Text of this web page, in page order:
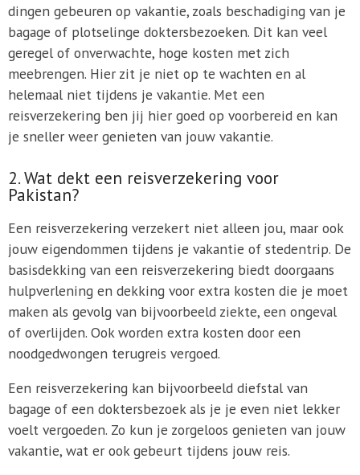
dingen gebeuren op vakantie, zoals beschadiging van je
bagage of plotselinge doktersbezoeken. Dit kan veel
geregel of onverwachte, hoge kosten met zich
meebrengen. Hier zit je niet op te wachten en al
helemaal niet tijdens je vakantie. Met een
reisverzekering ben jij hier goed op voorbereid en kan
je sneller weer genieten van jouw vakantie.
2. Wat dekt een reisverzekering voor
Pakistan?
Een reisverzekering verzekert niet alleen jou, maar ook
jouw eigendommen tijdens je vakantie of stedentrip. De
basisdekking van een reisverzekering biedt doorgaans
hulpverlening en dekking voor extra kosten die je moet
maken als gevolg van bijvoorbeeld ziekte, een ongeval
of overlijden. Ook worden extra kosten door een
noodgedwongen terugreis vergoed.
Een reisverzekering kan bijvoorbeeld diefstal van
bagage of een doktersbezoek als je je even niet lekker
voelt vergoeden. Zo kun je zorgeloos genieten van jouw
vakantie, wat er ook gebeurt tijdens jouw reis.